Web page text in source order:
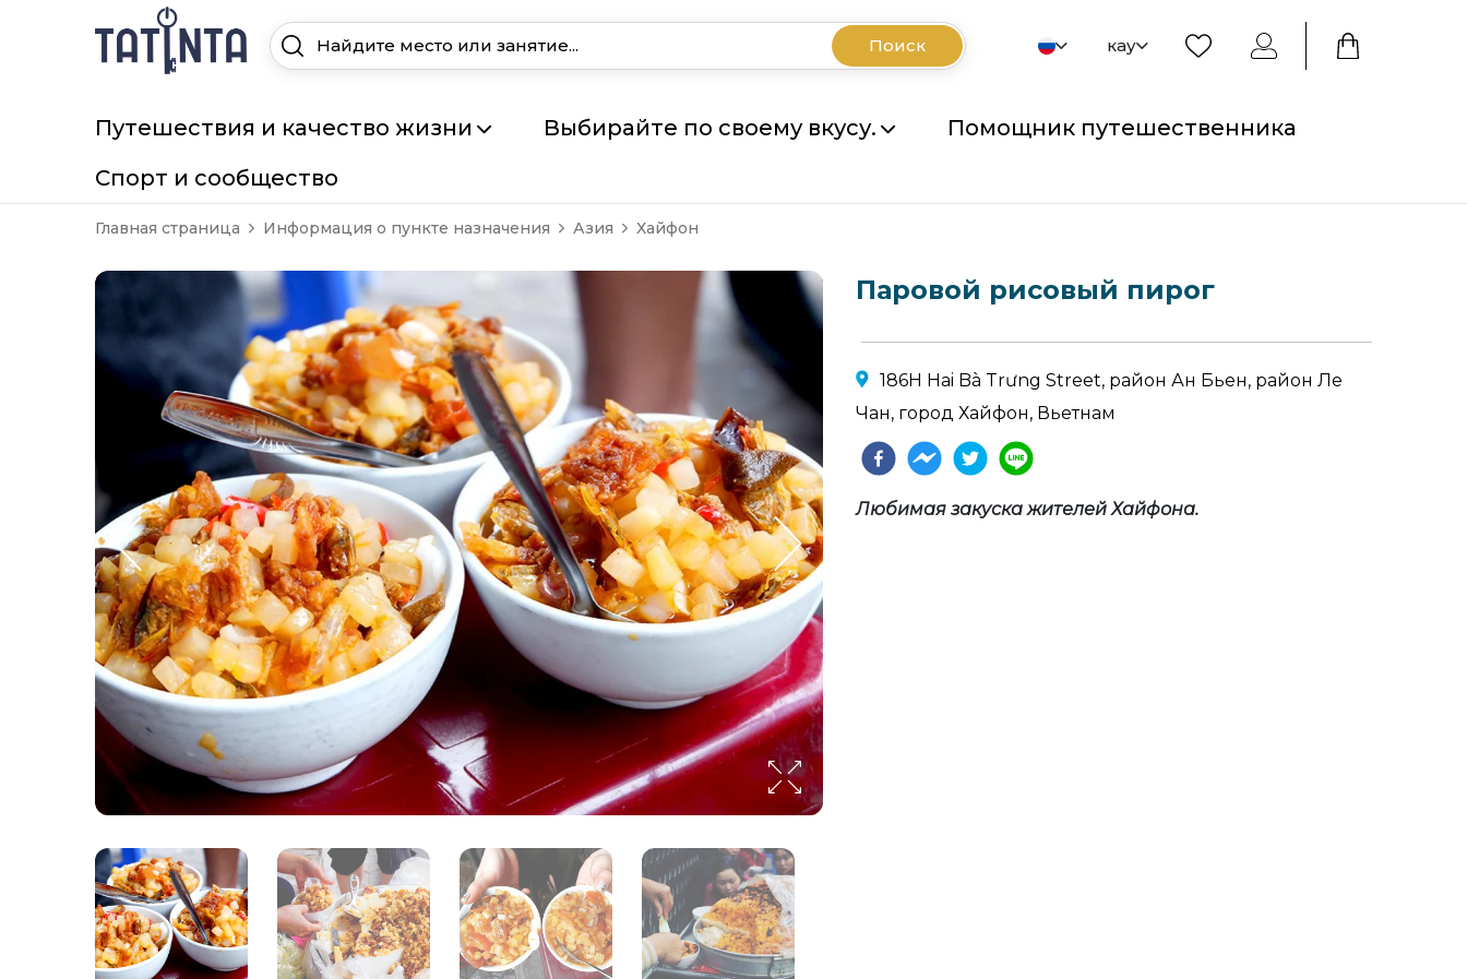
Поиск кау
Путешествия и качество жизни Выбирайте по своему вкусу.
Помощник путешественника
Спорт и сообщество
Главная страница Информация о пункте назначения Азия Хайфон
Паровой рисовый пирог
186H Hai Bà Trưng Street, район Ан Бьен, район Ле
Чан, город Хайфон, Вьетнам
Любимая закуска жителей Хайфона.